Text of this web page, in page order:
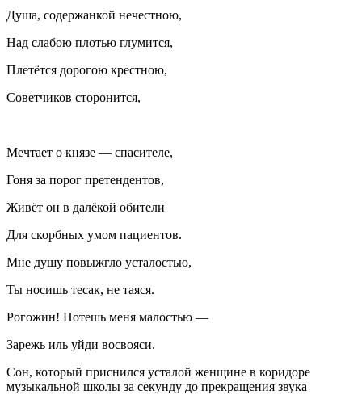
Душа, содержанкой нечестною,
Над слабою плотью глумится,
Плетётся дорогою крестною,
Советчиков сторонится,
Мечтает о князе — спасителе,
Гоня за порог претендентов,
Живёт он в далёкой обители
Для скорбных умом пациентов.
Мне душу повыжгло усталостью,
Ты носишь тесак, не таяся.
Рогожин! Потешь меня малостью —
Зарежь иль уйди восвояси.
Сон, который приснился усталой женщине в коридоре
музыкальной школы за секунду до прекращения звука